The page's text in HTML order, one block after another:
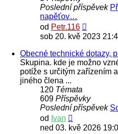
Poslední příspěvek
napěťov…
od Petr.116
poslední
sob 20. kvě 2023
Obecné technické dotazy,
Skupina. kde je možno
potíže s určitým zařízením
jiného člena ...
120 Témata
609 Příspěvky
Poslední příspěvek
od Ivan
poslední
ned 03. kvě 2026